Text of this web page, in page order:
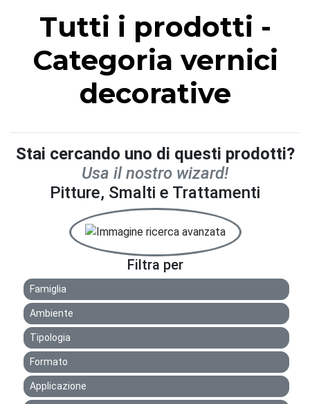
Tutti i prodotti -
Categoria vernici
decorative
Stai cercando uno di questi prodotti?
Usa il nostro wizard!
Pitture, Smalti e Trattamenti
Filtra per
Famiglia
Ambiente
Tipologia
Formato
Applicazione